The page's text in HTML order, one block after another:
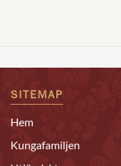
SITEMAP
Hem
Kungafamiljen